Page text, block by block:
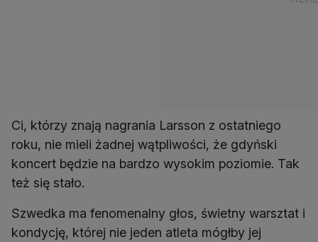
Ci, którzy znają nagrania Larsson z ostatniego
roku, nie mieli żadnej wątpliwości, że gdyński
koncert będzie na bardzo wysokim poziomie. Tak
też się stało.
Szwedka ma fenomenalny głos, świetny warsztat i
kondycję, której nie jeden atleta mógłby jej